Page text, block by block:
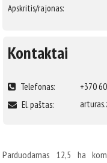
Apskritis/rajonas:
Kontaktai
Telefonas:
+370
El. paštas:
Parduodamas 12,5 ha